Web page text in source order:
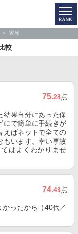
家族
較
75.28点
結果自分にあった保
にで簡単に手続きが
えばネットで全ての
もいます。幸い事故
はよくわかりませ
74.43点
かったから（40代／